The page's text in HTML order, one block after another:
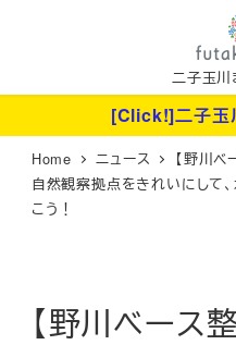
ン
二子玉川
[Click!]二子玉
Home ニュース
【野川
自然観察拠点をきれいにして
こう！
【野川ベース